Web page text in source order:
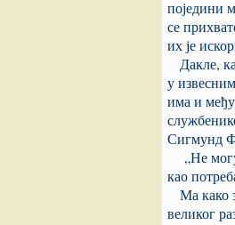
поједини
се
их је
Дакле,
у
има и
Сигмунд
„Не могу
као
Ма како
великог